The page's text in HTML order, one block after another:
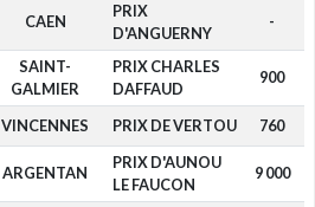
CAEN
PRIX
D'ANGUERNY
-
SAINT-
GALMIER
PRIX CHARLES
DAFFAUD
900
VINCENNES PRIX DE VERTOU 760
ARGENTAN
PRIX D'AUNOU
LE FAUCON
9 000